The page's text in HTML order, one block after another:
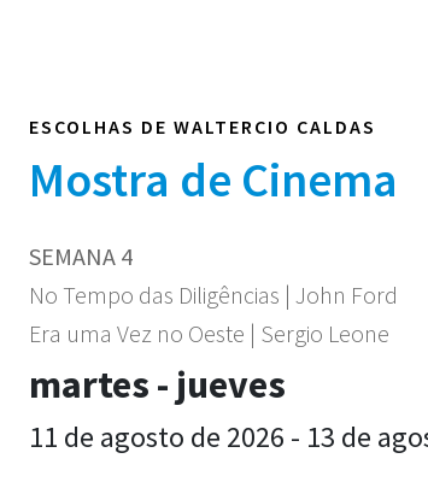
ESCOLHAS DE WALTERCIO CALDAS
Mostra de Cinema
SEMANA 4
No Tempo das Diligências | John Ford
Era uma Vez no Oeste | Sergio Leone
martes - jueves
11 de agosto de 2026 - 13 de